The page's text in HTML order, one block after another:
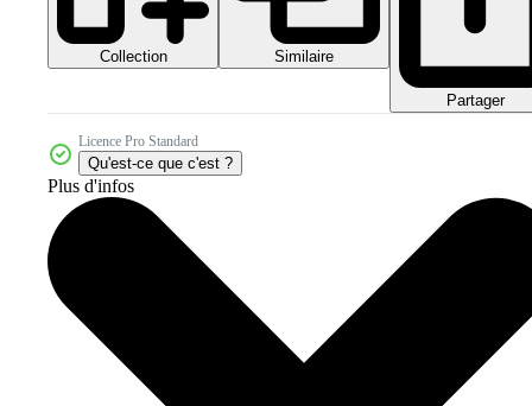
Collection Similaire
Partager
Licence Pro Standard
Qu'est-ce que c'est ?
Plus d'infos